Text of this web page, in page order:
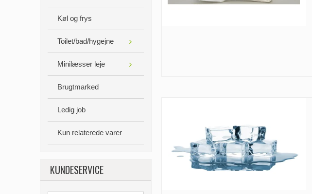
Køl og frys
Toilet/bad/hygejne
Minilæsser leje
Brugtmarked
Ledig job
Kun relaterede varer
KUNDESERVICE